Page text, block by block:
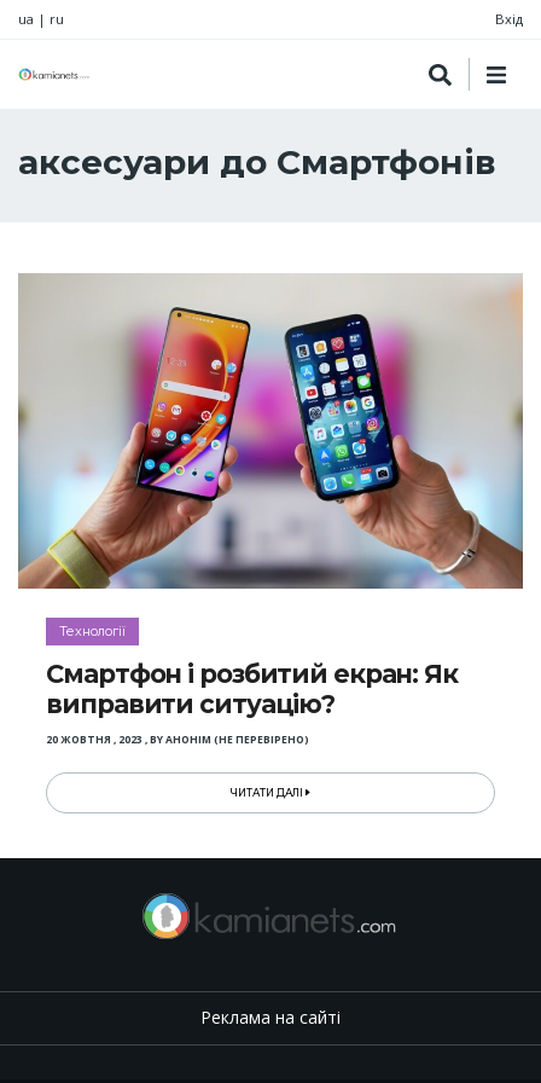
ua | ru Вхід
аксесуари до Смартфонів
Технології
Смартфон і розбитий екран: Як
виправити ситуацію?
20 ЖОВТНЯ , 2023 ,BYАНОНІМ (НЕ ПЕРЕВІРЕНО)
ЧИТАТИ ДАЛІ
Реклама на сайті